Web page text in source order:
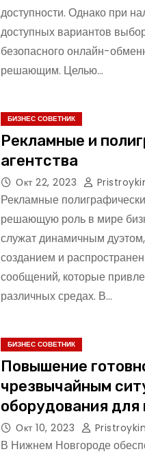
доступности. Однако при
доступных вариантов
безопасного онлайн-
решающим. Целью…
БИЗНЕС СОВЕТНИК
Рекламные и
агентства
Окт 22, 2023
Рекламные
решающую роль в мире
служат динамичным
созданием и
сообщений, которые
различных средах. В…
БИЗНЕС СОВЕТНИК
Повышение
чрезвычайным
оборудования для
лицензии МЧС
Окт 10, 2023
В Нижнем Новгороде